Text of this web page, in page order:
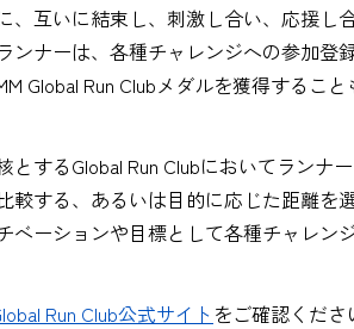
、互いに結束し、刺激し合い、応援
ンナーは、各種チャレンジへの参加
Global Run Clubメダルを獲得すること
とするGlobal Run Clubにおいてラン
較する、あるいは目的に応じた距離
ベーションや目標として各種チャレン
Run Club公式サイト をご確認くださ